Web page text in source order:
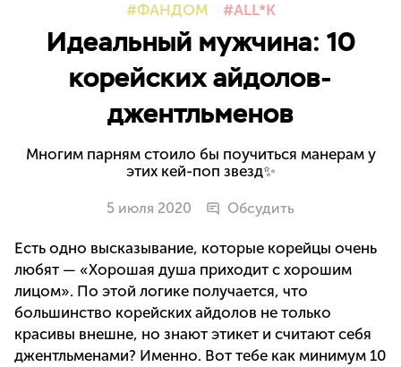
ФАНДОМ ALL*K
Идеальный мужчина: 10
корейских айдолов-
джентльменов
Многим парням стоило бы поучиться манерам у
этих кей-поп звезд✨
5 июля 2020 Обсудить
Есть одно высказывание, которые корейцы очень
любят — «Хорошая душа приходит с хорошим
лицом». По этой логике получается, что
большинство корейских айдолов не только
красивы внешне, но знают этикет и считают себя
джентльменами? Именно. Вот тебе как минимум 10